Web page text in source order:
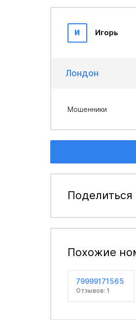
И Игорь
Лондон
Мошенники
Похожие
79999171565
Отзывов: 1